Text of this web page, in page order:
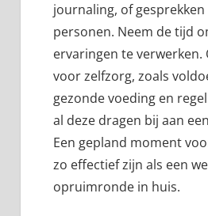
journaling, of
personen. Neem de tijd
ervaringen te
voor zelfzorg, zoals
gezonde voeding en
al deze dragen bij aan
Een gepland moment
zo effectief zijn als een
opruimronde in huis.